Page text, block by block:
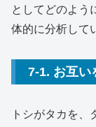
としてどのよう
体的に分析して
7-1. お互い
トシがタカを、